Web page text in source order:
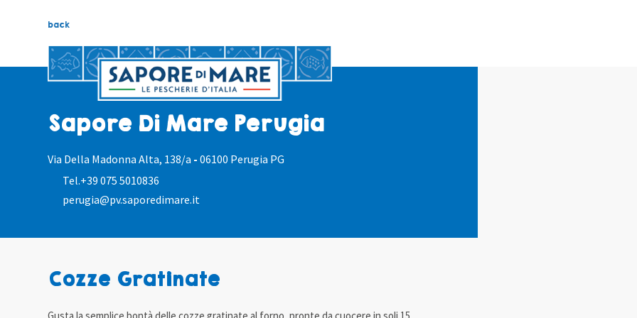
back
Sapore Di Mare Perugia
Via Della Madonna Alta, 138/a - 06100 Perugia PG
Tel.+39 075 5010836
perugia@pv.saporedimare.it
Cozze Gratinate